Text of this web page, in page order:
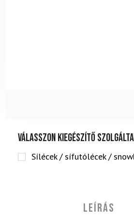
Válasszon kiegészítő
Sílécek / sífutólécek /
Leírás